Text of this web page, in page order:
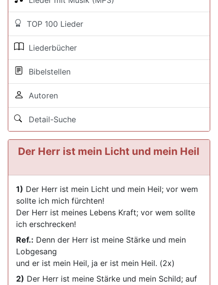
TOP 100 Lieder
Liederbücher
Bibelstellen
Autoren
Detail-Suche
Der Herr ist mein Licht und mein Heil
1) Der Herr ist mein Licht und mein Heil; vor wem
sollte ich mich fürchten!
Der Herr ist meines Lebens Kraft; vor wem sollte
ich erschrecken!
Ref.: Denn der Herr ist meine Stärke und mein
Lobgesang
und er ist mein Heil, ja er ist mein Heil. (2x)
2) Der Herr ist meine Stärke und mein Schild; auf